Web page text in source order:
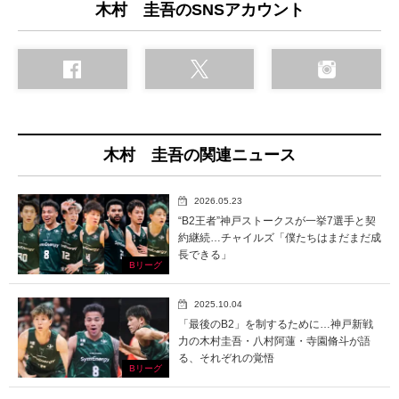
木村 圭吾のSNSアカウント
木村 圭吾の関連ニュース
Bリーグ
2026.05.23
“B2王者”神戸ストークスが一挙7選手と契
約継続…チャイルズ「僕たちはまだまだ成
長できる」
Bリーグ
2025.10.04
「最後のB2」を制するために…神戸新戦
力の木村圭吾・八村阿蓮・寺園脩斗が語
る、それぞれの覚悟